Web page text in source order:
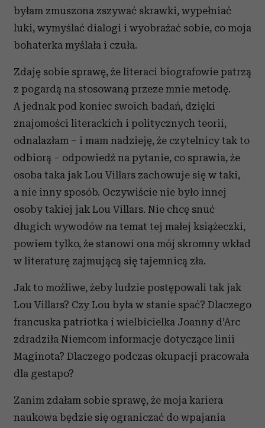
byłam zmuszona zszywać skrawki, wypełniać
luki, wymyślać dialogi i wyobrażać sobie, co moja
bohaterka myślała i czuła.
Zdaję sobie sprawę, że literaci biografowie patrzą
z pogardą na stosowaną przeze mnie metodę.
A jednak pod koniec swoich badań, dzięki
znajomości literackich i politycznych teorii,
odnalazłam – i mam nadzieję, że czytelnicy tak to
odbiorą – odpowiedź na pytanie, co sprawia, że
osoba taka jak Lou Villars zachowuje się w taki,
a nie inny sposób. Oczywiście nie było innej
osoby takiej jak Lou Villars. Nie chcę snuć
długich wywodów na temat tej małej książeczki,
powiem tylko, że stanowi ona mój skromny wkład
w literaturę zajmującą się tajemnicą zła.
Jak to możliwe, żeby ludzie postępowali tak jak
Lou Villars? Czy Lou była w stanie spać? Dlaczego
francuska patriotka i wielbicielka Joanny d’Arc
zdradziła Niemcom informacje dotyczące linii
Maginota? Dlaczego podczas okupacji pracowała
dla gestapo?
Zanim zdałam sobie sprawę, że moja kariera
naukowa będzie się ograniczać do wpajania